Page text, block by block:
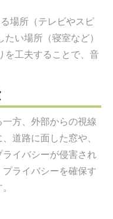
場所（テレビやスピ
い場所（寝室など）
を工夫することで、音
方、外部からの視線
道路に面した窓や、
イバシーが侵害され
ライバシーを確保す